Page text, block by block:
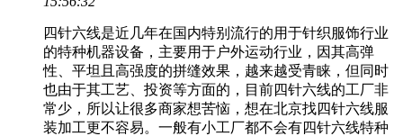
四针六线是近几年在国内特别流行的用于针织服饰行业
的特种机器设备，主要用于户外运动行业，因其高弹
性、平坦且高强度的拼缝效果，越来越受青睐，但同时
也由于其工艺、投资等方面的，目前四针六线的工厂非
常少，所以让很多商家想苦恼，想在北京找四针六线服
装加工更不容易。一般有小工厂都不会有四针六线特种